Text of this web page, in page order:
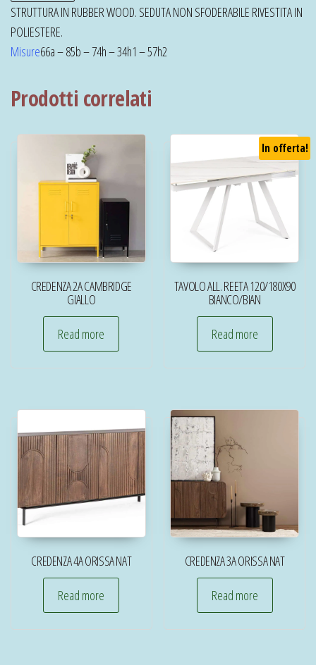
STRUTTURA IN RUBBER WOOD. SEDUTA NON SFODERABILE RIVESTITA IN
POLIESTERE.
Misure66a – 85b – 74h – 34h1 – 57h2
Prodotti correlati
CREDENZA 2A CAMBRIDGE
GIALLO
Read more
In offerta!
TAVOLO ALL. REETA 120/180X90
BIANCO/BIAN
Read more
CREDENZA 4A ORISSA NAT
Read more
CREDENZA 3A ORISSA NAT
Read more